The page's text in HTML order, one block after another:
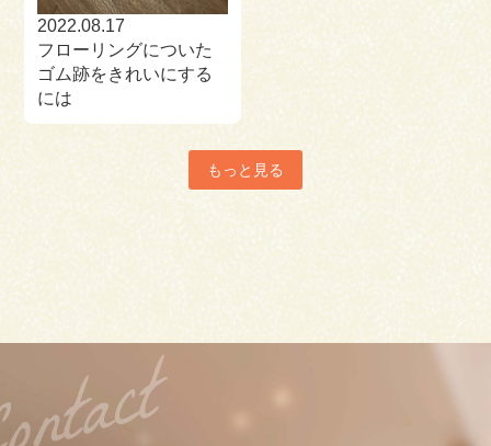
2022.08.17
フローリングについた
ゴム跡をきれいにする
には
もっと見る